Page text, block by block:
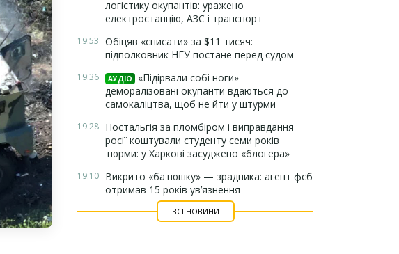
логістику окупантів: уражено
електростанцію, АЗС і транспорт
19:53 Обіцяв «списати» за $11 тисяч:
підполковник НГУ постане перед судом
19:36 АУДІО
«Підірвали собі ноги» —
деморалізовані окупанти вдаються до
самокаліцтва, щоб не йти у штурми
19:28 Ностальгія за пломбіром і виправдання
росії коштували студенту семи років
тюрми: у Харкові засуджено «блогера»
19:10 Викрито «батюшку» — зрадника: агент фсб
отримав 15 років ув’язнення
ВСІ НОВИНИ